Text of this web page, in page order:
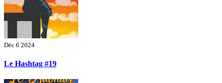
Déc 6 2024
Le Hashtag #19